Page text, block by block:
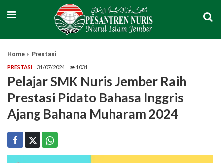
Home Prestasi
PRESTASI 31/07/2024 1031
Pelajar SMK Nuris Jember Raih
Prestasi Pidato Bahasa Inggris
Ajang Bahana Muharam 2024